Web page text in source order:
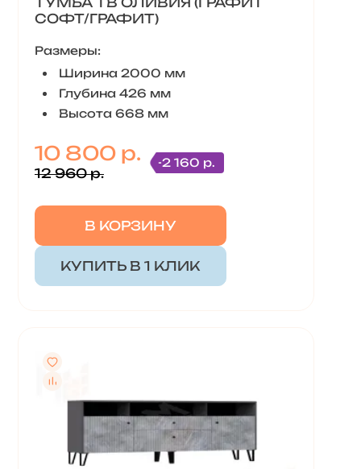
СОФТ/ГРАФИТ)
Размеры:
Ширина 2000 мм
Глубина 426 мм
Высота 668 мм
10 800 р.
12 960 р.
-2 160 р.
В КОРЗИНУ
КУПИТЬ В 1 КЛИК